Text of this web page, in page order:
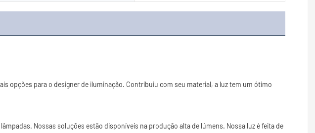
opções para o designer de iluminação. Contribuiu com seu material, a luz tem um ótimo